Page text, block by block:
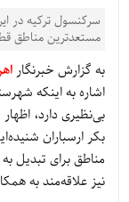
سرکنسول ترکیه در
مستعدترین مناطق
به گزارش خبرنگار
اشاره به اینکه
بی‌نظیری دارد،
بکر ارسباران
مناطق برای تبدیل
نیز علاقه‌مند به